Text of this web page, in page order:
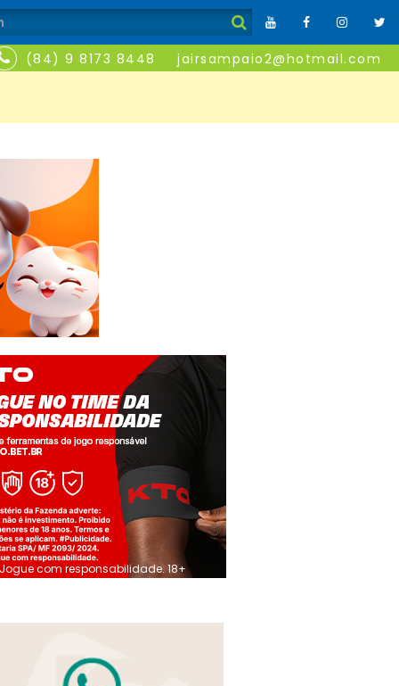
(84) 9 8173 8448 jairsampaio2@hotmail.com
Jogue com responsabilidade. 18+